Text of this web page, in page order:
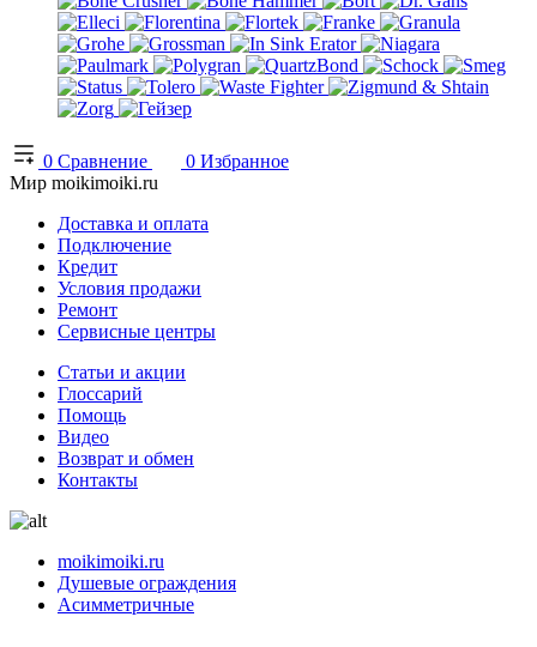
0 Сравнение 0 Избранное
Мир moikimoiki.ru
Доставка и оплата
Подключение
Кредит
Условия продажи
Ремонт
Сервисные центры
Статьи и акции
Глоссарий
Помощь
Видео
Возврат и обмен
Контакты
moikimoiki.ru
Душевые ограждения
Асимметричные